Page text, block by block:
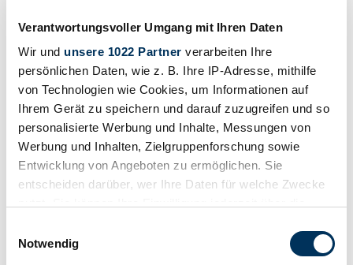
Verantwortungsvoller Umgang mit Ihren Daten
Wir und unsere 1022 Partner verarbeiten Ihre
persönlichen Daten, wie z. B. Ihre IP-Adresse, mithilfe
von Technologien wie Cookies, um Informationen auf
Ihrem Gerät zu speichern und darauf zuzugreifen und so
personalisierte Werbung und Inhalte, Messungen von
Werbung und Inhalten, Zielgruppenforschung sowie
Entwicklung von Angeboten zu ermöglichen. Sie
entscheiden darüber, wer Ihre Daten für welche Zwecke
Trigger Symbol ändern oder widerrufen
Notwendig
/9
1980 | Mercedes-Benz 230 C